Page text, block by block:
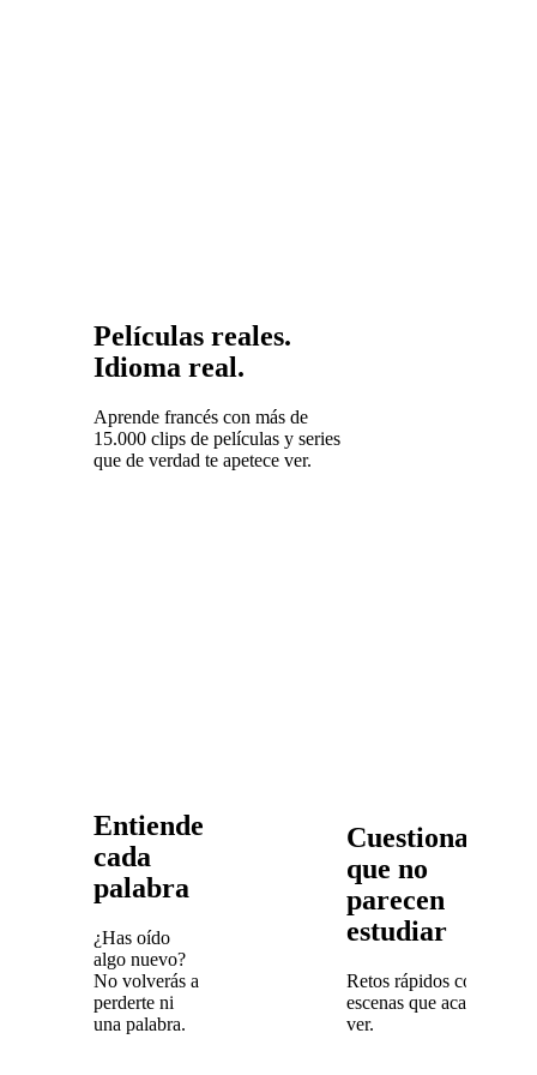
Películas reales.
Idioma real.
Aprende francés con más de
15.000 clips de películas y series
que de verdad te apetece ver.
Entiende
cada
palabra
¿Has oído
algo nuevo?
No volverás a
perderte ni
una palabra.
Cuestionarios
que no
parecen
estudiar
Retos rápidos con las
escenas que acabas de
ver.